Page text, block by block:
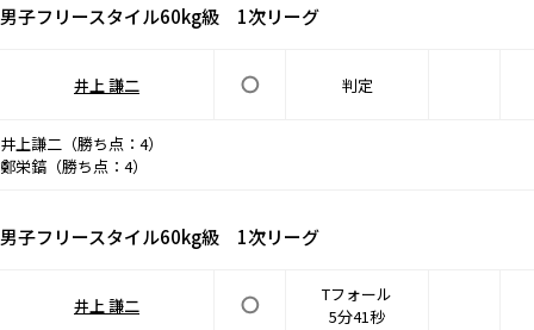
男子フリースタイル60kg級 1次リーグ
井上 謙二 判定
井上謙二（勝ち点：4）
鄭栄鎬（勝ち点：4）
男子フリースタイル60kg級 1次リーグ
井上 謙二
Tフォール
5分41秒